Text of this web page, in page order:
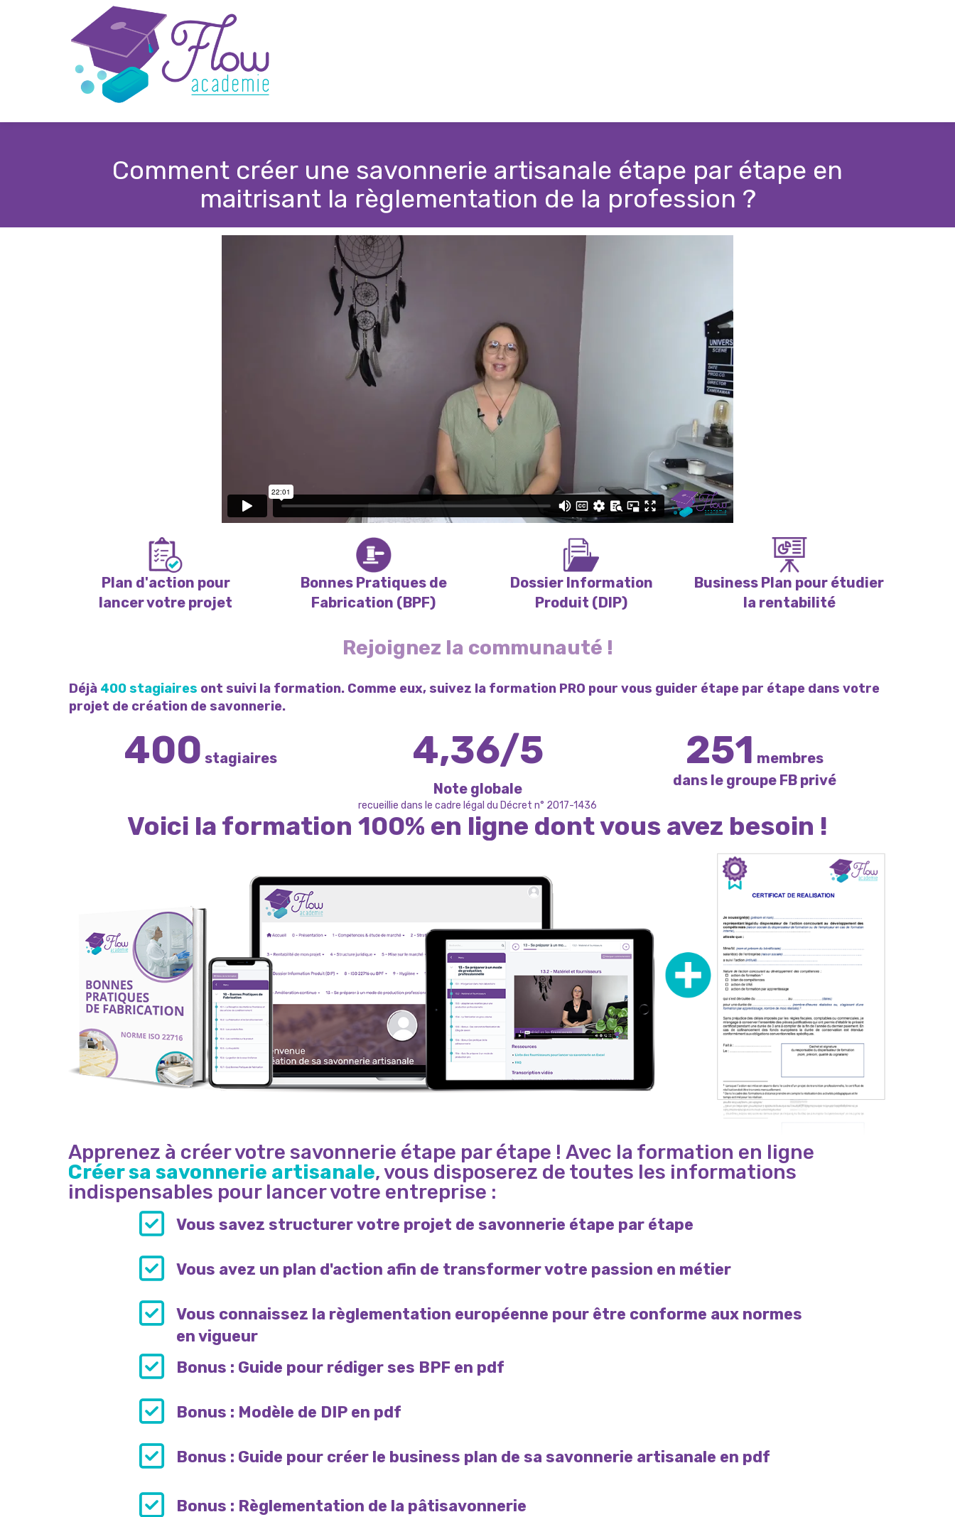
Comment créer une savonnerie artisanale étape par étape en
maitrisant la règlementation de la profession ?
Plan d'action pour
lancer votre projet
Bonnes Pratiques de
Fabrication (BPF)
Dossier Information
Produit (DIP)
Business Plan pour étudier
la rentabilité
Rejoignez la communauté !
Déjà 400 stagiaires ont suivi la formation. Comme eux, suivez la formation PRO pour vous guider étape par étape dans votre
projet de création de savonnerie.
400 stagiaires 4,36/5
Note globale
recueillie dans le cadre légal du Décret n° 2017-1436
251 membres
dans le groupe FB privé
Voici la formation 100% en ligne dont vous avez besoin !
Apprenez à créer votre savonnerie étape par étape ! Avec la formation en ligne
Créer sa savonnerie artisanale, vous disposerez de toutes les informations
indispensables pour lancer votre entreprise :
Vous savez structurer votre projet de savonnerie étape par étape
Vous avez un plan d'action afin de transformer votre passion en métier
Vous connaissez la règlementation européenne pour être conforme aux normes
en vigueur
Bonus : Guide pour rédiger ses BPF en pdf
Bonus : Modèle de DIP en pdf
Bonus : Guide pour créer le business plan de sa savonnerie artisanale en pdf
Bonus : Règlementation de la pâtisavonnerie